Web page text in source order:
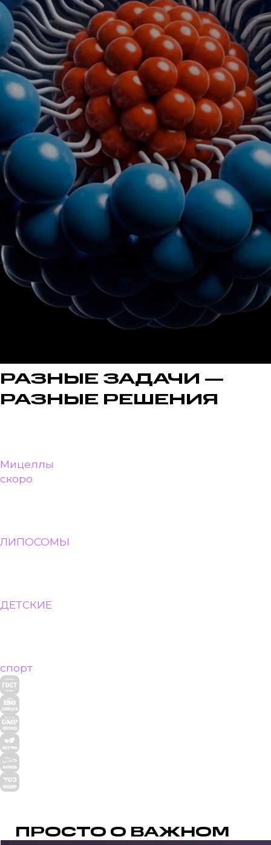
РАЗНЫЕ ЗАДАЧИ —
РАЗНЫЕ РЕШЕНИЯ
Мицеллы
скоро
ЛИПОСОМЫ
ДЕТСКИЕ
спорт
ПРОСТО О ВАЖНОМ